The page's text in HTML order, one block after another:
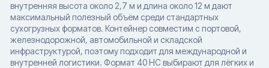
внутренняя высота около 2,7 м и длина около 12 м дают
максимальный полезный объём среди стандартных
сухогрузных форматов. Контейнер совместим с портовой,
железнодорожной, автомобильной и складской
инфраструктурой, поэтому подходит для международной и
внутренней логистики. Формат 40 HC выбирают для лёгких и